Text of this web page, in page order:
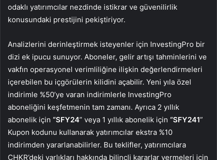
odaklı yatırımcılar nezdinde istikrar ve güvenilirlik
konusundaki prestijini pekiştiriyor.
Analizlerini derinleştirmek isteyenler için InvestingPro bir
dizi ek ipucu sunuyor. Aboneler, gelir artışı tahminlerini ve
vakfın operasyonel verimliliğine ilişkin değerlendirmeleri
içerebilen bu içgörülerin kilidini açabilir. Yeni yıla özel
indirimle %50’ye varan indirimlerle InvestingPro
aboneliğini keşfetmenin tam zamanı. Ayrıca 2 yıllık
abonelik için “SFY24” veya 1 yıllık abonelik için “SFY241”
Kupon kodunu kullanarak yatırımcılar ekstra %10
indirimden yararlanabilirler. Bu teklifler, yatırımcılara
CHKR’deki varlıkları hakkında bilinçli kararlar vermeleri için